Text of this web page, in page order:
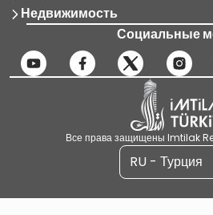
Недвижимость
Социальные
Все права защищены Imtilak
RU - Турция